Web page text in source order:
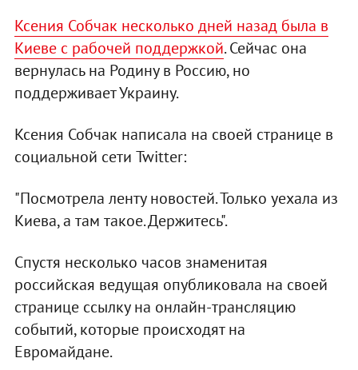
Ксения Собчак несколько дней назад была в
Киеве с рабочей поддержкой. Сейчас она
вернулась на Родину в Россию, но
поддерживает Украину.
Ксения Собчак написала на своей странице в
социальной сети Twitter:
"Посмотрела ленту новостей. Только уехала из
Киева, а там такое. Держитесь".
Спустя несколько часов знаменитая
российская ведущая опубликовала на своей
странице ссылку на онлайн-трансляцию
событий, которые происходят на
Евромайдане.